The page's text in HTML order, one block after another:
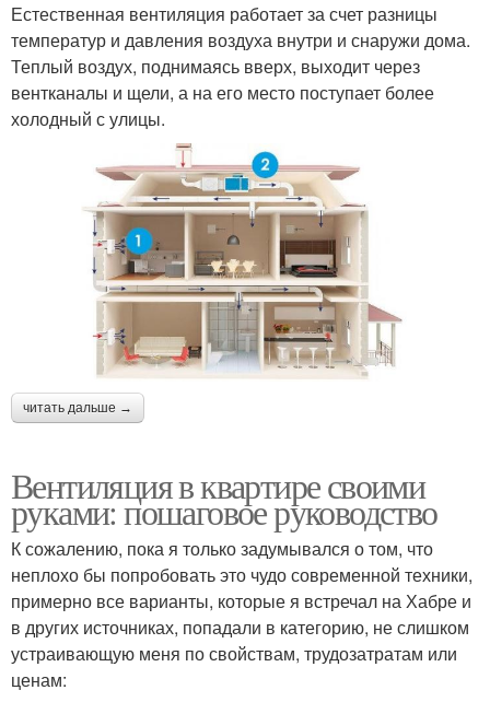
Естественная вентиляция работает за счет разницы
температур и давления воздуха внутри и снаружи дома.
Теплый воздух, поднимаясь вверх, выходит через
вентканалы и щели, а на его место поступает более
холодный с улицы.
читать дальше →
Вентиляция в квартире своими
руками: пошаговое руководство
К сожалению, пока я только задумывался о том, что
неплохо бы попробовать это чудо современной техники,
примерно все варианты, которые я встречал на Хабре и
в других источниках, попадали в категорию, не слишком
устраивающую меня по свойствам, трудозатратам или
ценам: